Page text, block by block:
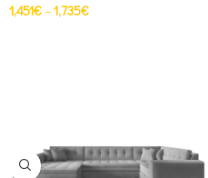
1,451€–1,735€